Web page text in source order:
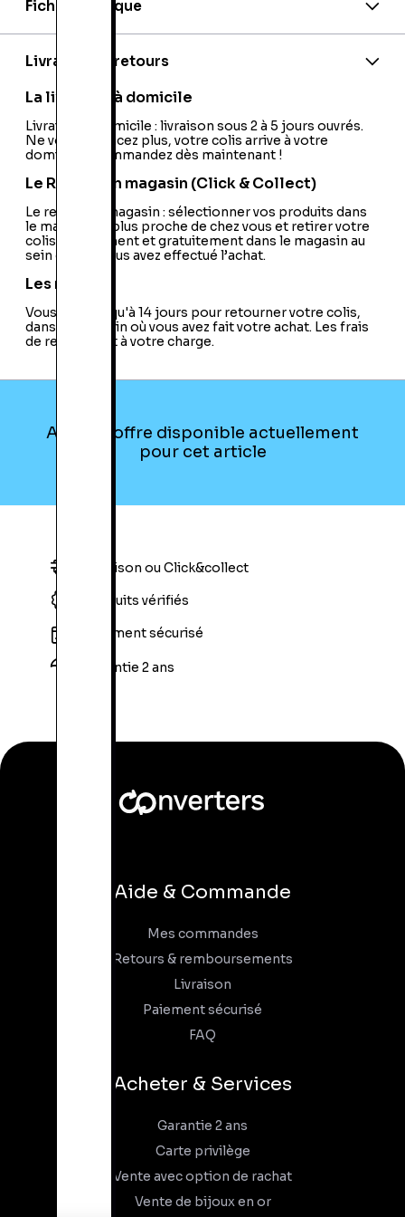
Fiche technique
Model:
X-540
Télécommande:Oui
Type de Système:Actif
Type de Signal d'Entrée:Analogique
Bluetooth:
Non
Décodeur Dolby:Pas de Décodeur Dolby
Caisson de Basse:Oui
Enceinte Monobloc:Non
Station d'Accueil PMP:Non
Fonctionnement sur Batterie:Non
Airplay:
Station d'Accueil Apple:Non
Station d'Accueil Android:Non
Enceinte PC:Oui
Multiroom:
Non
Livraison et retours
La livraison à domicile
Livraison à domicile : livraison sous 2 à 5 jours ouvrés.
Ne vous déplacez plus, votre colis arrive à votre
domicile ! Commandez dès maintenant !
Le Retrait en magasin (Click & Collect)
Le retrait en magasin : sélectionner vos produits dans
le magasin le plus proche de chez vous et retirer votre
colis directement et gratuitement dans le magasin au
sein duquel vous avez effectué l’achat.
Les retours
Vous avez jusqu'à 14 jours pour retourner votre colis,
dans le magasin où vous avez fait votre achat. Les frais
de retour sont à votre charge.
Aucune offre disponible actuellement
pour cet article
Livraison ou Click&collect
Produits vérifiés
Paiement sécurisé
Garantie 2 ans
Aide & Commande
Mes commandes
Retours & remboursements
Livraison
Paiement sécurisé
FAQ
Acheter & Services
Garantie 2 ans
Carte privilège
Vente avec option de rachat
Vente de bijoux en or